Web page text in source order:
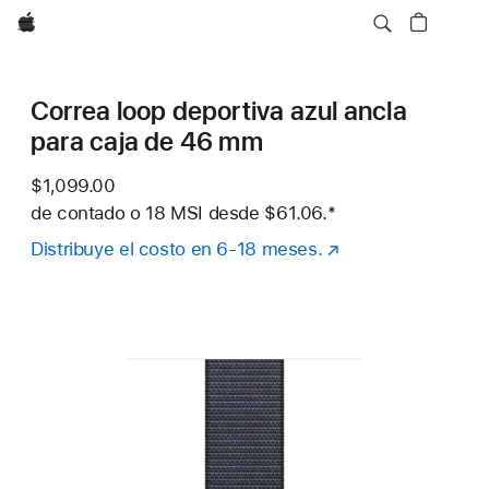
Apple
Correa loop deportiva azul ancla
para caja de 46 mm
$1,099.00
de contado o 18 MSI desde $61.06.Nota al pie
*
Distribuye el costo en 6-18 meses.